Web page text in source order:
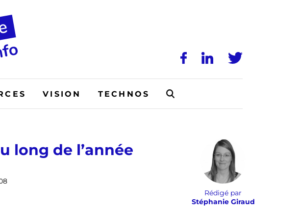
VISION TECHNOS
long de l’année
Rédigé par
Stéphanie Giraud